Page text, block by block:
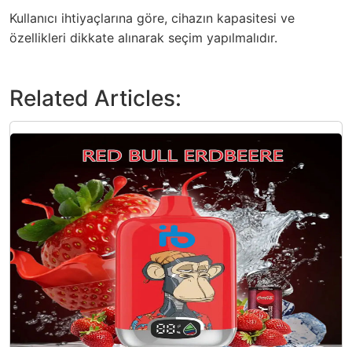
Kullanıcı ihtiyaçlarına göre, cihazın kapasitesi ve
özellikleri dikkate alınarak seçim yapılmalıdır.
Related Articles: